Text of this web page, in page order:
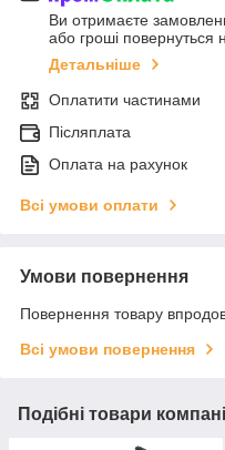
Ви отримаєте
або гроші повернуться
Детальніше
Оплатити частинами
Післяплата
Оплата на рахунок
Всі умови оплати
Умови повернення
Повернення товару
Всі умови повернення
Подібні товари